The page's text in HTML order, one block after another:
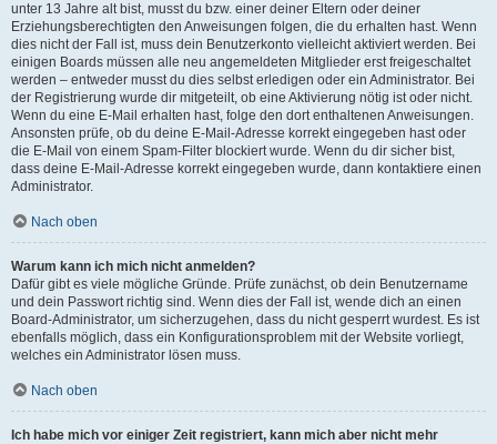
unter 13 Jahre alt bist, musst du bzw. einer deiner Eltern oder deiner
Erziehungsberechtigten den Anweisungen folgen, die du erhalten hast. Wenn
dies nicht der Fall ist, muss dein Benutzerkonto vielleicht aktiviert werden. Bei
einigen Boards müssen alle neu angemeldeten Mitglieder erst freigeschaltet
werden – entweder musst du dies selbst erledigen oder ein Administrator. Bei
der Registrierung wurde dir mitgeteilt, ob eine Aktivierung nötig ist oder nicht.
Wenn du eine E-Mail erhalten hast, folge den dort enthaltenen Anweisungen.
Ansonsten prüfe, ob du deine E-Mail-Adresse korrekt eingegeben hast oder
die E-Mail von einem Spam-Filter blockiert wurde. Wenn du dir sicher bist,
dass deine E-Mail-Adresse korrekt eingegeben wurde, dann kontaktiere einen
Administrator.
Nach oben
Warum kann ich mich nicht anmelden?
Dafür gibt es viele mögliche Gründe. Prüfe zunächst, ob dein Benutzername
und dein Passwort richtig sind. Wenn dies der Fall ist, wende dich an einen
Board-Administrator, um sicherzugehen, dass du nicht gesperrt wurdest. Es ist
ebenfalls möglich, dass ein Konfigurationsproblem mit der Website vorliegt,
welches ein Administrator lösen muss.
Nach oben
Ich habe mich vor einiger Zeit registriert, kann mich aber nicht mehr